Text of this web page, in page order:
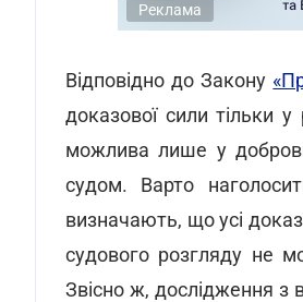
Реклама
Відповідно до Закону
доказової сили тільки
можлива лише у
судом. Варто
визначають, що усі
судового розгляду не
Звісно ж, дослідження з